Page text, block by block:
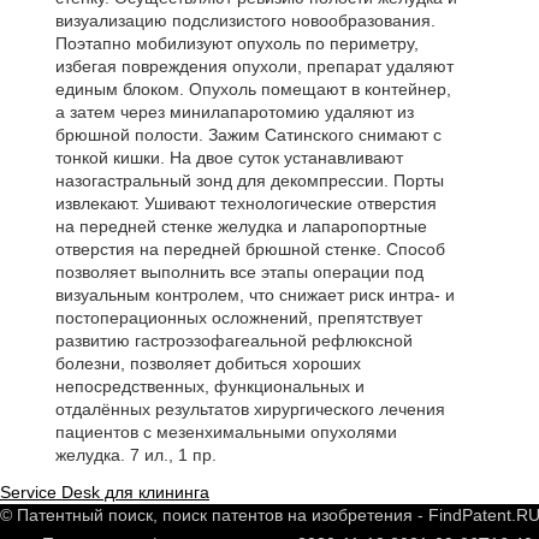
визуализацию подслизистого новообразования.
Поэтапно мобилизуют опухоль по периметру,
избегая повреждения опухоли, препарат удаляют
единым блоком. Опухоль помещают в контейнер,
а затем через минилапаротомию удаляют из
брюшной полости. Зажим Сатинского снимают с
тонкой кишки. На двое суток устанавливают
назогастральный зонд для декомпрессии. Порты
извлекают. Ушивают технологические отверстия
на передней стенке желудка и лапаропортные
отверстия на передней брюшной стенке. Способ
позволяет выполнить все этапы операции под
визуальным контролем, что снижает риск интра- и
постоперационных осложнений, препятствует
развитию гастроэзофагеальной рефлюксной
болезни, позволяет добиться хороших
непосредственных, функциональных и
отдалённых результатов хирургического лечения
пациентов с мезенхимальными опухолями
желудка. 7 ил., 1 пр.
Service Desk для клининга
© Патентный поиск, поиск патентов на изобретения -